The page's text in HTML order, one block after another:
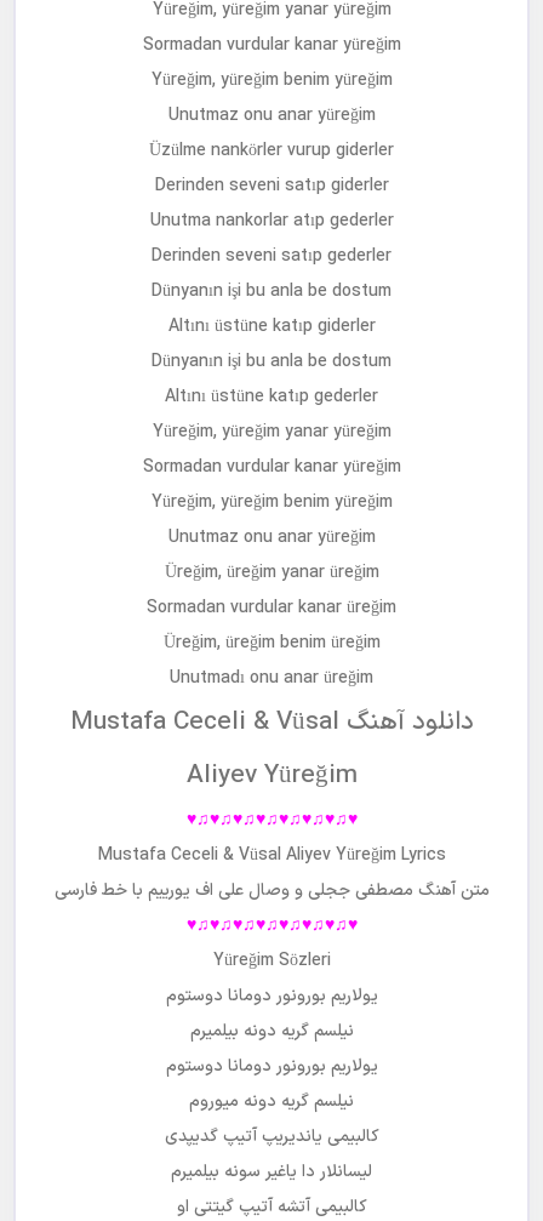
Yüreğim, yüreğim yanar yüreğim
Sormadan vurdular kanar yüreğim
Yüreğim, yüreğim benim yüreğim
Unutmaz onu anar yüreğim
Üzülme nankörler vurup giderler
Derinden seveni satıp giderler
Unutma nankorlar atıp gederler
Derinden seveni satıp gederler
Dünyanın işi bu anla be dostum
Altını üstüne katıp giderler
Dünyanın işi bu anla be dostum
Altını üstüne katıp gederler
Yüreğim, yüreğim yanar yüreğim
Sormadan vurdular kanar yüreğim
Yüreğim, yüreğim benim yüreğim
Unutmaz onu anar yüreğim
Üreğim, üreğim yanar üreğim
Sormadan vurdular kanar üreğim
Üreğim, üreğim benim üreğim
Unutmadı onu anar üreğim
دانلود آهنگ Mustafa Ceceli & Vüsal
Aliyev Yüreğim
♥♫♥♫♥♫♥♫♥♫♥♫♥♫♥
Mustafa Ceceli & Vüsal Aliyev Yüreğim Lyrics
متن آهنگ مصطفی ججلی و وصال علی اف یورییم با خط فارسی
♥♫♥♫♥♫♥♫♥♫♥♫♥♫♥
Yüreğim Sözleri
یولاریم بورونور دومانا دوستوم
نیلسم گریه دونه بیلمیرم
یولاریم بورونور دومانا دوستوم
نیلسم گریه دونه میوروم
کالبیمی یاندیریپ آتیپ گدیپدی
لیسانلار دا یاغیر سونه بیلمیرم
کالبیمی آتشه آتیپ گیتتی او